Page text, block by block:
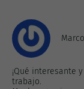
¡Qué interesante
trabajo.